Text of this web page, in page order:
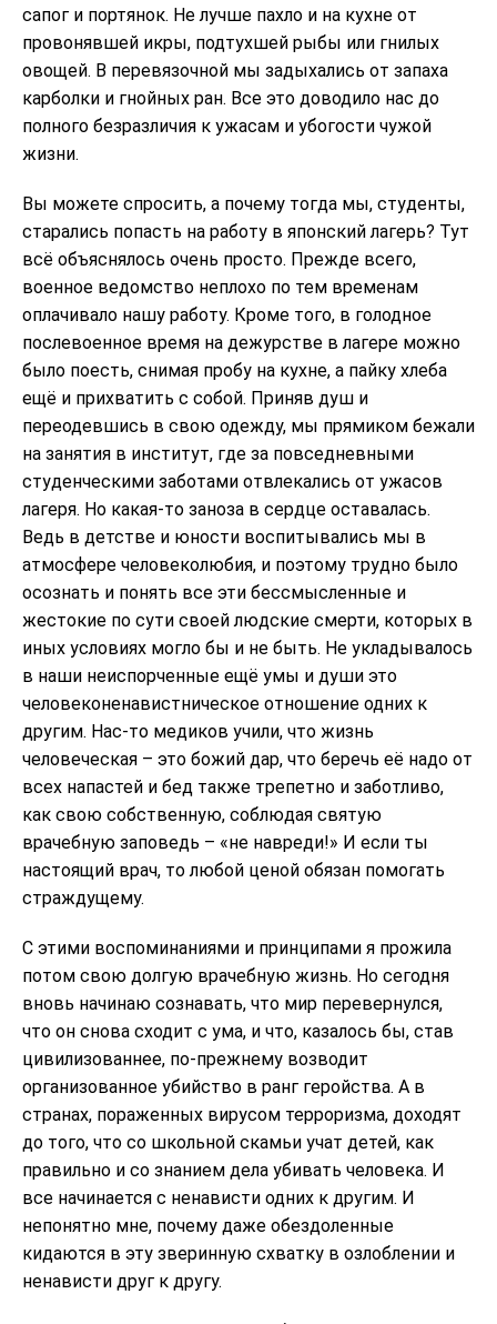
сапог и портянок. Не лучше пахло и на кухне от
провонявшей икры, подтухшей рыбы или гнилых
овощей. В перевязочной мы задыхались от запаха
карболки и гнойных ран. Все это доводило нас до
полного безразличия к ужасам и убогости чужой
жизни.
Вы можете спросить, а почему тогда мы, студенты,
старались попасть на работу в японский лагерь? Тут
всё объяснялось очень просто. Прежде всего,
военное ведомство неплохо по тем временам
оплачивало нашу работу. Кроме того, в голодное
послевоенное время на дежурстве в лагере можно
было поесть, снимая пробу на кухне, а пайку хлеба
ещё и прихватить с собой. Приняв душ и
переодевшись в свою одежду, мы прямиком бежали
на занятия в институт, где за повседневными
студенческими заботами отвлекались от ужасов
лагеря. Но какая-то заноза в сердце оставалась.
Ведь в детстве и юности воспитывались мы в
атмосфере человеколюбия, и поэтому трудно было
осознать и понять все эти бессмысленные и
жестокие по сути своей людские смерти, которых в
иных условиях могло бы и не быть. Не укладывалось
в наши неиспорченные ещё умы и души это
человеконенавистническое отношение одних к
другим. Нас-то медиков учили, что жизнь
человеческая – это божий дар, что беречь её надо от
всех напастей и бед также трепетно и заботливо,
как свою собственную, соблюдая святую
врачебную заповедь – «не навреди!» И если ты
настоящий врач, то любой ценой обязан помогать
страждущему.
С этими воспоминаниями и принципами я прожила
потом свою долгую врачебную жизнь. Но сегодня
вновь начинаю сознавать, что мир перевернулся,
что он снова сходит с ума, и что, казалось бы, став
цивилизованнее, по-прежнему возводит
организованное убийство в ранг геройства. А в
странах, пораженных вирусом терроризма, доходят
до того, что со школьной скамьи учат детей, как
правильно и со знанием дела убивать человека. И
все начинается с ненависти одних к другим. И
непонятно мне, почему даже обездоленные
кидаются в эту зверинную схватку в озлоблении и
ненависти друг к другу.